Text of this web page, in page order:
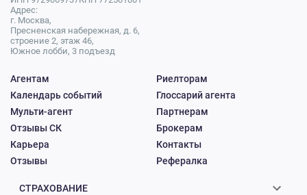
Адрес:
г. Москва,
Пресненская набережная, д. 6,
строение 2, этаж 46,
Южное лобби, 3 подъезд
Агентам
Риелторам
Календарь событий
Глоссарий агента
Мульти-агент
Партнерам
Отзывы СК
Брокерам
Карьера
Контакты
Отзывы
Рефералка
СТРАХОВАНИЕ